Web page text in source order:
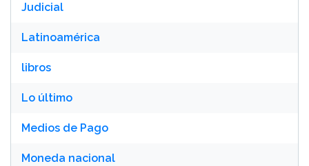
Judicial
Latinoamérica
libros
Lo último
Medios de Pago
Moneda nacional